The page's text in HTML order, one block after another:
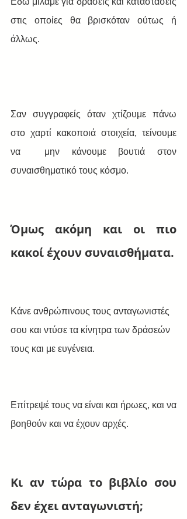
στις οποίες θα βρισκόταν ούτως ή
άλλως.
Σαν συγγραφείς όταν χτίζουμε πάνω
στο χαρτί κακοποιά στοιχεία, τείνουμε
να  μην κάνουμε βουτιά στον
συναισθηματικό τους κόσμο.
Όμως ακόμη και οι πιο
κακοί έχουν συναισθήματα.
Κάνε ανθρώπινους τους ανταγωνιστές
σου και ντύσε τα κίνητρα των δράσεών
τους και με ευγένεια.
Επίτρεψέ τους να είναι και ήρωες, και να
βοηθούν και να έχουν αρχές.
Κι αν τώρα το βιβλίο σου
δεν έχει ανταγωνιστή;